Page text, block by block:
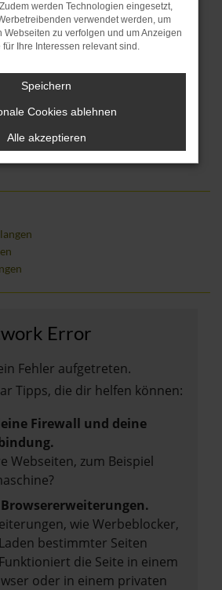
Error
Fehler aufgetreten.
Tipps, die dir helfen können:
Firewall und deine
Webseiten, zum Beispiel
wie Werbeblocker,
bestimmter Seiten
die Seite in einem
oder in einem privaten
werden Technologien eingesetzt,
verwendet werden, um
Webseiten zu verfolgen und um Anzeigen
Ihre Interessen relevant sind.
Speichern
Cookies ablehnen
Alle akzeptieren